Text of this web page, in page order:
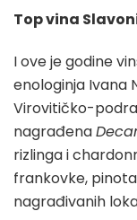
Top vina
I ove je godine
enologinja Ivana
Virovitičko-
nagrađena
rizlinga i
frankovke,
nagrađivanih